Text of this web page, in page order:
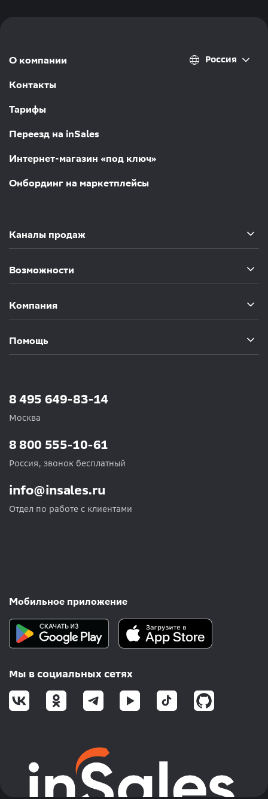
О компании
Контакты
Тарифы
Переезд на inSales
Интернет-магазин «под ключ»
Онбординг на маркетплейсы
Россия
Каналы продаж
Возможности
Компания
Помощь
8 495 649-83-14
Москва
info@insales.ru
Отдел по работе с клиентами
8 800 555-10-61
Россия, звонок бесплатный
Мобильное приложение
Мы в социальных сетях